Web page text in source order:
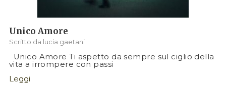
Unico Amore
Scritto da lucia gaetani
Unico Amore Ti aspetto da sempre sul ciglio della
vita a irrompere con passi
Leggi